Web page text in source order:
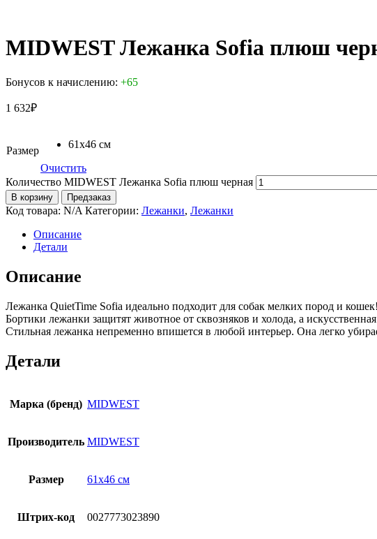
MIDWEST Лежанка Sofia плюш
Бонусов к начислению: +65
1 632₽
Размер
61х46 см
Очистить
Количество MIDWEST Лежанка Sofia плюш черная
В корзину Предзаказ
Код товара: N/A Категории: Лежанки, Лежанки
Описание
Детали
Описание
Лежанка QuietTime Sofia идеально подходит для собак мелких пород и кошек!
Бортики лежанки защитят животное от сквозняков и холода, а
Стильная лежанка непременно впишется в любой интерьер. Она легко
Детали
Марка (бренд) MIDWEST
Производитель MIDWEST
Размер 61х46 см
Штрих-код 0027773023890